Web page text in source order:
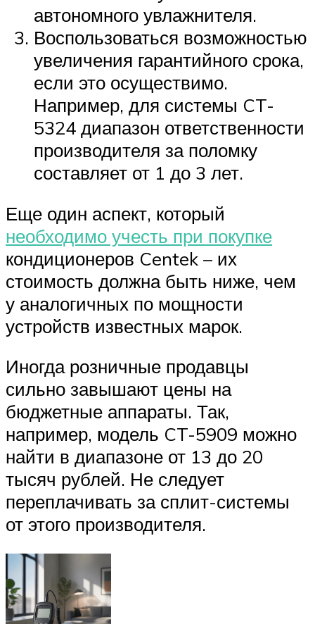
автономного увлажнителя.
Воспользоваться возможностью
увеличения гарантийного срока,
если это осуществимо.
Например, для системы CT-
5324 диапазон ответственности
производителя за поломку
составляет от 1 до 3 лет.
Еще один аспект, который
необходимо учесть при покупке
кондиционеров Centek – их
стоимость должна быть ниже, чем
у аналогичных по мощности
устройств известных марок.
Иногда розничные продавцы
сильно завышают цены на
бюджетные аппараты. Так,
например, модель CT-5909 можно
найти в диапазоне от 13 до 20
тысяч рублей. Не следует
переплачивать за сплит-системы
от этого производителя.